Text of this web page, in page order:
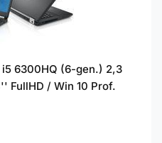
6300HQ (6-gen.) 2,3
FullHD / Win 10 Prof.